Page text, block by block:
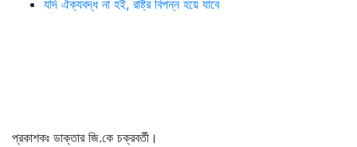
যদি ঐক্যবদ্ধ না হই, রাষ্ট্র বিপন্ন হয়ে যাবে
প্রকাশকঃ ডাক্তার জি.কে চক্রবর্তী।